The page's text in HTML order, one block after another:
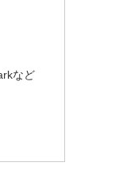
など